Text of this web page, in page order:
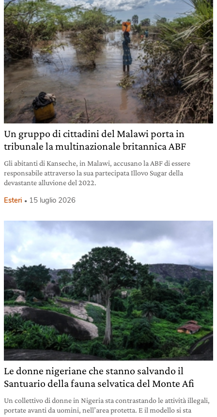
Un gruppo di cittadini del Malawi porta in
tribunale la multinazionale britannica ABF
Gli abitanti di Kanseche, in Malawi, accusano la ABF di essere
responsabile attraverso la sua partecipata Illovo Sugar della
devastante alluvione del 2022.
Esteri 15 luglio 2026
Le donne nigeriane che stanno salvando il
Santuario della fauna selvatica del Monte Afi
Un collettivo di donne in Nigeria sta contrastando le attività illegali,
portate avanti da uomini, nell’area protetta. E il modello si sta